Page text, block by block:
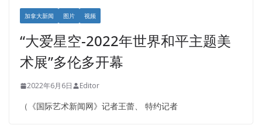
加拿大新闻 图片 视频
“大爱星空-2022年世界和平主题美
术展”多伦多开幕
2022年6月6日 Editor
（《国际艺术新闻网》记者王蕾、 特约记者